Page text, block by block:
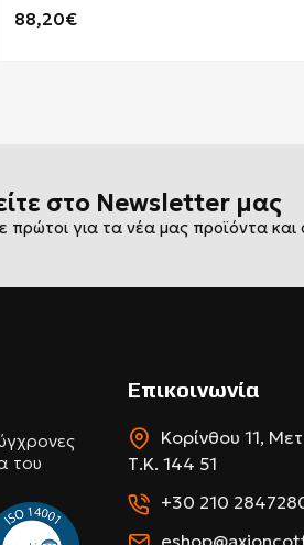
88,20€
στο Newsletter μας
πρώτοι για τα νέα μας προϊόντα
του
Επικοινωνία
Κορίνθου 11,
Τ.Κ. 144 51
+30 210